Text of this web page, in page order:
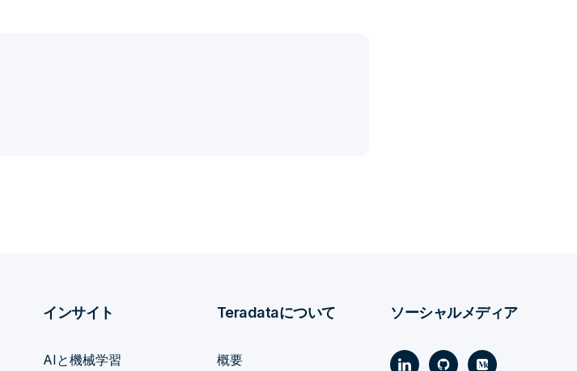
インサイト
AIと機械学習
Teradataについて
概要
ソーシャルメディア